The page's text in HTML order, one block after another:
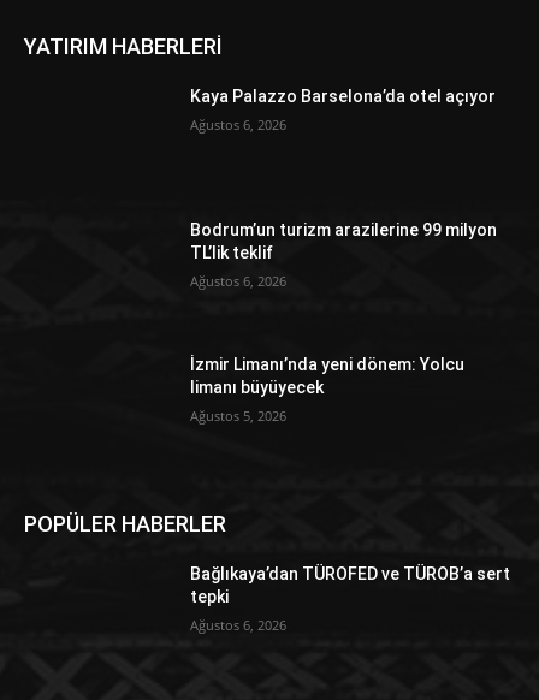
YATIRIM HABERLERİ
Kaya Palazzo Barselona’da otel açıyor
Ağustos 6, 2026
Bodrum’un turizm arazilerine 99 milyon
TL’lik teklif
Ağustos 6, 2026
İzmir Limanı’nda yeni dönem: Yolcu
limanı büyüyecek
Ağustos 5, 2026
POPÜLER HABERLER
Bağlıkaya’dan TÜROFED ve TÜROB’a sert
tepki
Ağustos 6, 2026